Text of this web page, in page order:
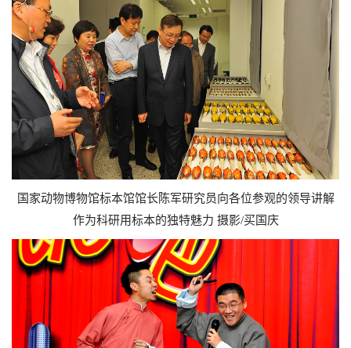
国家动物博物馆标本馆馆长陈军研究员向各位参观的领导讲解
作为科研用标本的独特魅力 摄影/买国庆